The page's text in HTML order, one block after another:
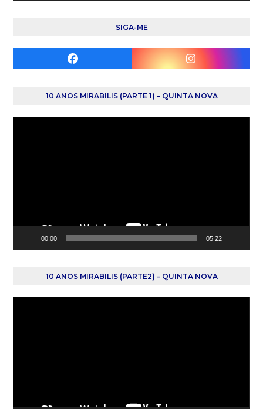
SIGA-ME
Facebook Instagram
10 ANOS MIRABILIS (PARTE 1) – QUINTA NOVA
00:00 05:22
10 ANOS MIRABILIS (PARTE2) – QUINTA NOVA